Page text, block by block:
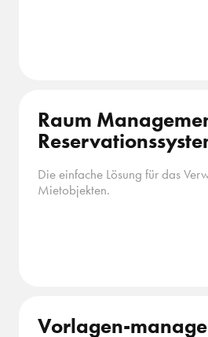
Raum
Die einfache Lösung für das
Mietobjekten.
Vorlagen-